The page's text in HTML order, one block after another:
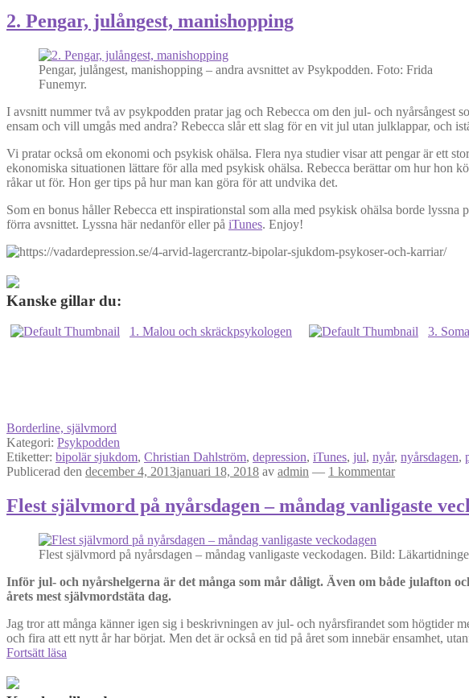
2. Pengar, julångest, manishopping
Pengar, julångest, manishopping – andra avsnittet av Psykpodden. Foto: Frida
Funemyr.
I avsnitt nummer två av psykpodden pratar jag och Rebecca om den jul- och nyårsångest
ensam och vill umgås med andra? Rebecca slår ett slag för en vit jul utan julklappar, och
Vi pratar också om ekonomi och psykisk ohälsa. Flera nya studier visar att pengar är ett
ekonomiska situationen lättare för alla med psykisk ohälsa. Rebecca berättar om hur hon
råkar ut för. Hon ger tips på hur man kan göra för att undvika det.
Som en bonus håller Rebecca ett inspirationstal som alla med psykisk ohälsa borde
förra avsnittet. Lyssna här nedanför eller på iTunes. Enjoy!
Kanske gillar du:
1. Malou och skräckpsykologen 3.
Borderline, självmord
Kategori: Psykpodden
Etiketter: bipolär sjukdom, Christian Dahlström, depression, iTunes, jul, nyår, nyårsdagen,
Publicerad den december 4, 2013januari 18, 2018 av admin — 1 kommentar
Flest självmord på nyårsdagen – måndag vanligaste
Flest självmord på nyårsdagen – måndag vanligaste veckodagen. Bild:
Inför jul- och nyårshelgerna är det många som mår dåligt. Även om både julafton
årets mest självmordstäta dag.
Jag tror att många känner igen sig i beskrivningen av jul- och nyårsfirandet som högtider
och fira att ett nytt år har börjat. Men det är också en tid på året som innebär ensamhet,
Fortsätt läsa